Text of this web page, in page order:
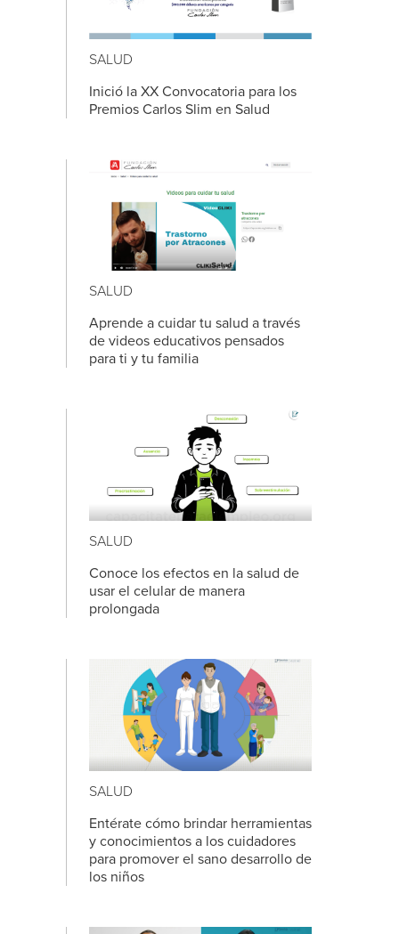
SALUD
Inició la XX Convocatoria para los
Premios Carlos Slim en Salud
SALUD
Aprende a cuidar tu salud a través
de videos educativos pensados
para ti y tu familia
SALUD
Conoce los efectos en la salud de
usar el celular de manera
prolongada
SALUD
Entérate cómo brindar herramientas
y conocimientos a los cuidadores
para promover el sano desarrollo de
los niños